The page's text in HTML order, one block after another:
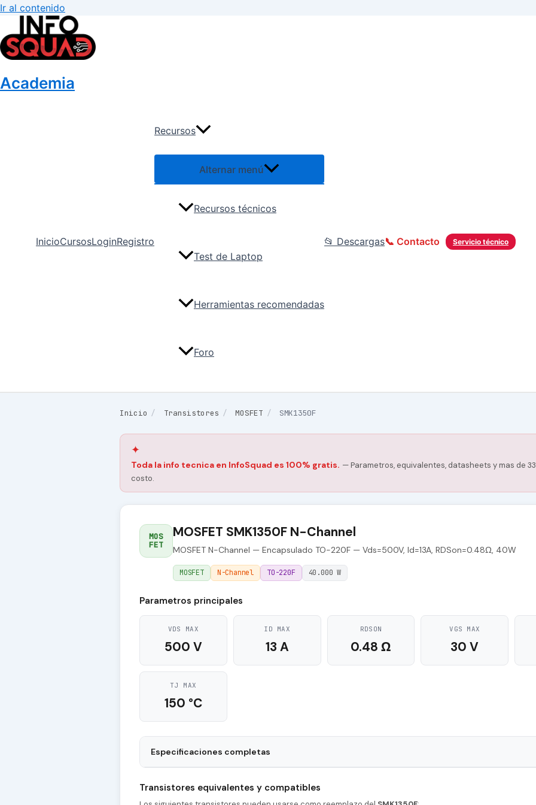
Ir al contenido
Academia
InicioCursosLoginRegistro
Recursos
Alternar menú
Recursos técnicos
Test de Laptop
Herramientas recomendadas
Foro
📂 Descargas Servicio técnico
📞 Contacto
Inicio / Transistores / MOSFET / SMK1350F
✦
Toda la info tecnica en InfoSquad es 100% gratis. — Parametros, equivalentes, datasheets y mas de
costo.
MOS
FET
MOSFET SMK1350F N-Channel
MOSFET N-Channel — Encapsulado TO-220F — Vds=500V, Id=13A, RDSon=0.48Ω, 40W
MOSFET N-Channel TO-220F 40.000 W
Parametros principales
VDS MAX
500 V
ID MAX
13 A
RDSON
0.48 Ω
VGS MAX
30 V
TJ MAX
150 °C
Especificaciones completas
Transistores equivalentes y compatibles